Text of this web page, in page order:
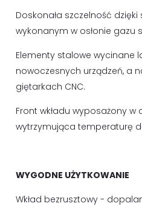
Doskonała szczelność
wykonanym w osłonie gazu
Elementy stalowe wycinane
nowoczesnych urządzeń, a
giętarkach CNC.
Front wkładu wyposażony
wytrzymująca temperaturę
WYGODNE UŻYTKOWANIE
Wkład bezrusztowy -